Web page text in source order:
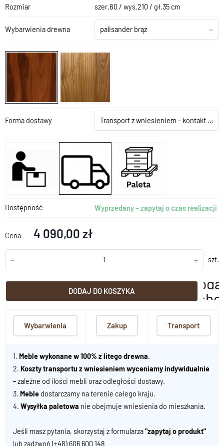
Rozmiar szer.80 / wys.210 / gł.35 cm
Wybarwienia drewna palisander brąz
Forma dostawy Transport z wniesieniem – kontakt z salonem
Dostępność Wyprzedany – zapytaj o czas realizacji
Cena 4 090,00 zł
- + szt.
DODAJ DO KOSZYKA
Wybarwienia Zakup Transport
1. Meble wykonane w 100% z litego drewna.
2. Koszty transportu z wniesieniem wyceniamy indywidualnie
-zależne od ilości mebli oraz odległości dostawy.
3. Meble dostarczamy na terenie całego kraju.
4. Wysyłka paletowa nie obejmuje wniesienia do mieszkania.
Jeśli masz pytania, skorzystaj z formularza"zapytaj o produkt"
lub zadzwoń (+48) 606 600 148